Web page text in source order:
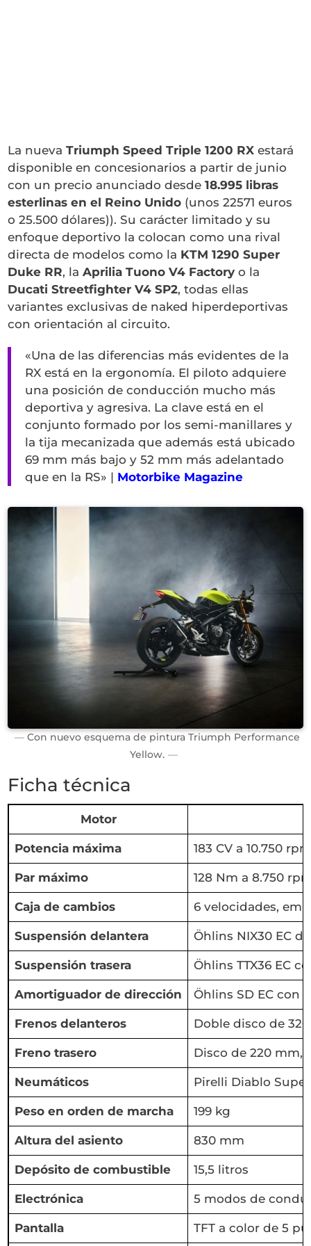
La nuevaTriumph Speed Triple 1200 RX estará
disponible en concesionarios a partir de junio
con un precio anunciado desde18.995 libras
esterlinas en el Reino Unido (unos 22571 euros
o 25.500 dólares)). Su carácter limitado y su
enfoque deportivo la colocan como una rival
directa de modelos como la KTM 1290 Super
Duke RR, laAprilia Tuono V4 Factory o la
Ducati Streetfighter V4 SP2, todas ellas
variantes exclusivas de naked hiperdeportivas
con orientación al circuito.
«Una de las diferencias más evidentes de la
RX está en la ergonomía. El piloto adquiere
una posición de conducción mucho más
deportiva y agresiva. La clave está en el
conjunto formado por los semi-manillares y
la tija mecanizada que además está ubicado
69 mm más bajo y 52 mm más adelantado
que en la RS» | Motorbike Magazine
Con nuevo esquema de pintura Triumph Performance
Yellow.
Ficha técnica
Motor
Potencia máxima 183 CV a 10.750
Par máximo 128 Nm a 8.750
Caja de cambios 6 velocidades,
Suspensión delantera Öhlins NIX30 EC
Suspensión trasera Öhlins TTX36 EC
Amortiguador de dirección Öhlins SD EC con
Frenos delanteros Doble disco de
Freno trasero Disco de 220 mm,
Neumáticos Pirelli Diablo
Peso en orden de marcha 199 kg
Altura del asiento 830 mm
Depósito de combustible 15,5 litros
Electrónica 5 modos de
Pantalla TFT a color de 5